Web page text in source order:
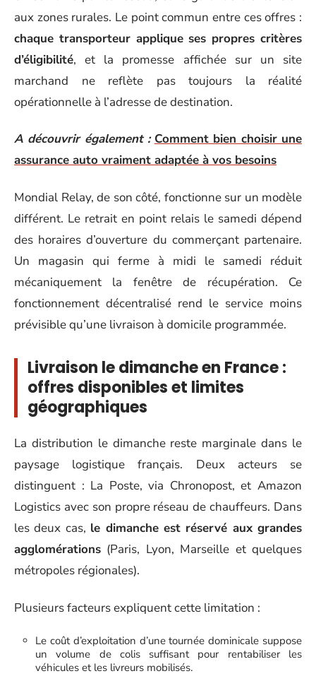
aux zones rurales. Le point commun entre ces offres :
chaque transporteur applique ses propres critères
d’éligibilité, et la promesse affichée sur un site
marchand ne reflète pas toujours la réalité
opérationnelle à l’adresse de destination.
A découvrir également : Comment bien choisir une
assurance auto vraiment adaptée à vos besoins
Mondial Relay, de son côté, fonctionne sur un modèle
différent. Le retrait en point relais le samedi dépend
des horaires d’ouverture du commerçant partenaire.
Un magasin qui ferme à midi le samedi réduit
mécaniquement la fenêtre de récupération. Ce
fonctionnement décentralisé rend le service moins
prévisible qu’une livraison à domicile programmée.
Livraison le dimanche en France :
offres disponibles et limites
géographiques
La distribution le dimanche reste marginale dans le
paysage logistique français. Deux acteurs se
distinguent : La Poste, via Chronopost, et Amazon
Logistics avec son propre réseau de chauffeurs. Dans
les deux cas, le dimanche est réservé aux grandes
agglomérations (Paris, Lyon, Marseille et quelques
métropoles régionales).
Plusieurs facteurs expliquent cette limitation :
Le coût d’exploitation d’une tournée dominicale suppose
un volume de colis suffisant pour rentabiliser les
véhicules et les livreurs mobilisés.